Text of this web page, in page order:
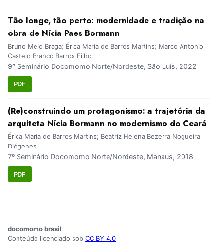
Tão longe, tão perto: modernidade e tradição na
obra de Nícia Paes Bormann
Bruno Melo Braga; Érica Maria de Barros Martins; Marco Antonio
Castelo Branco Barros Filho
9º Seminário Docomomo Norte/Nordeste, São Luís, 2022
PDF
(Re)construindo um protagonismo: a trajetória da
arquiteta Nícia Bormann no modernismo do Ceará
Érica Maria de Barros Martins; Beatriz Helena Bezerra Nogueira
Diógenes
7º Seminário Docomomo Norte/Nordeste, Manaus, 2018
PDF
docomomo brasil
Conteúdo licenciado sob CC BY 4.0